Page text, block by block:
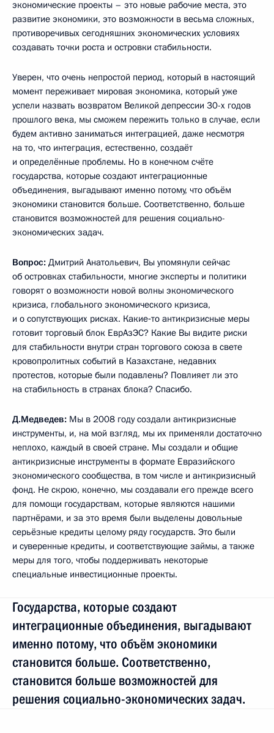
экономические проекты – это новые рабочие места, это
развитие экономики, это возможности в весьма сложных,
противоречивых сегодняшних экономических условиях
создавать точки роста и островки стабильности.
Уверен, что очень непростой период, который в настоящий
момент переживает мировая экономика, который уже
успели назвать возвратом Великой депрессии 30-х годов
прошлого века, мы сможем пережить только в случае, если
будем активно заниматься интеграцией, даже несмотря
на то, что интеграция, естественно, создаёт
и определённые проблемы. Но в конечном счёте
государства, которые создают интеграционные
объединения, выгадывают именно потому, что объём
экономики становится больше. Соответственно, больше
становится возможностей для решения социально-
экономических задач.
Вопрос: Дмитрий Анатольевич, Вы упомянули сейчас
об островках стабильности, многие эксперты и политики
говорят о возможности новой волны экономического
кризиса, глобального экономического кризиса,
и о сопутствующих рисках. Какие‑то антикризисные меры
готовит торговый блок ЕврАзЭС? Какие Вы видите риски
для стабильности внутри стран торгового союза в свете
кровопролитных событий в Казахстане, недавних
протестов, которые были подавлены? Повлияет ли это
на стабильность в странах блока? Спасибо.
Д.Медведев: Мы в 2008 году создали антикризисные
инструменты, и, на мой взгляд, мы их применяли достаточно
неплохо, каждый в своей стране. Мы создали и общие
антикризисные инструменты в формате Евразийского
экономического сообщества, в том числе и антикризисный
фонд. Не скрою, конечно, мы создавали его прежде всего
для помощи государствам, которые являются нашими
партнёрами, и за это время были выделены довольные
серьёзные кредиты целому ряду государств. Это были
и суверенные кредиты, и соответствующие займы, а также
меры для того, чтобы поддерживать некоторые
специальные инвестиционные проекты.
Государства, которые создают
интеграционные объединения, выгадывают
именно потому, что объём экономики
становится больше. Соответственно,
становится больше возможностей для
решения социально-экономических задач.